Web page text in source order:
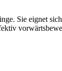
Sie eignet